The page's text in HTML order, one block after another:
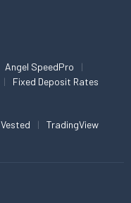
Angel SpeedPro
Fixed Deposit Rates
Vested TradingView